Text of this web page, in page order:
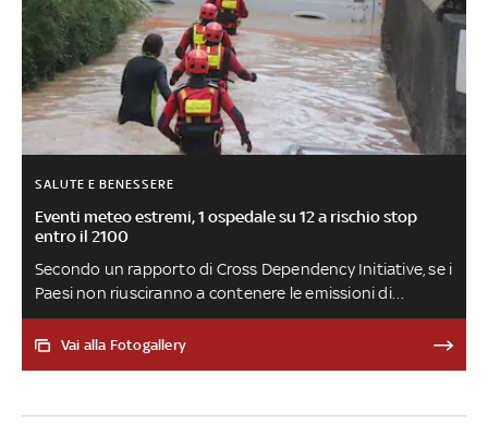
SALUTE E BENESSERE
Eventi meteo estremi, 1 ospedale su 12 a rischio stop
entro il 2100
Secondo un rapporto di Cross Dependency Initiative, se i
Paesi non riusciranno a contenere le emissioni di
combustibili fossili circa 16mila strutture sanitarie nel
mondo potrebbero essere danneggiate da uragani,
penalizzati sarebbero gli Stati a medio-basso reddito e i
Vai alla Fotogallery